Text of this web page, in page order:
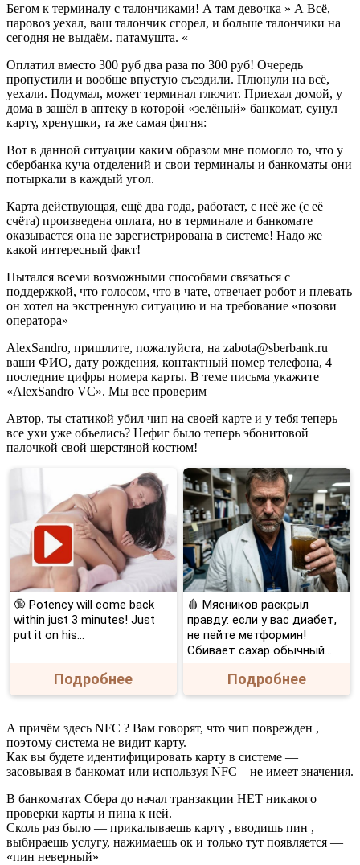
Бегом к терминалу с талончиками! А там девочка » А Всё,
паровоз уехал, ваш талончик сгорел, и больше талончики на
сегодня не выдаём. патамушта. «
Оплатил вместо 300 руб два раза по 300 руб! Очередь
пропустили и вообще впустую съездили. Плюнули на всё,
уехали. Подумал, может терминал глючит. Приехал домой, у
дома в зашёл в аптеку в которой «зелёный» банкомат, сунул
карту, хренушки, та же самая фигня:
Вот в данной ситуации каким образом мне помогло то, что у
сбербанка куча отделений и свои терминалы и банкоматы они
потыркали в каждый угол.
Карта действующая, ещё два года, работает, с неё же (с её
счёта) произведена оплата, но в терминале и банкомате
оказывается она не зарегистрирована в системе! Надо же
какой интересный факт!
Пытался всеми возможными способами связаться с
поддержкой, что голосом, что в чате, отвечает робот и плевать
он хотел на экстренную ситуацию и на требование «позови
оператора»
AlexSandro, пришлите, пожалуйста, на zabota@sberbank.ru
ваши ФИО, дату рождения, контактный номер телефона, 4
последние цифры номера карты. В теме письма укажите
«AlexSandro VC». Мы все проверим
Автор, ты статикой убил чип на своей карте и у тебя теперь
все ухи уже объелись? Нефиг было теперь эбонитовой
палочкой свой шерстяной костюм!
🔞 Potency will come back
within just 3 minutes! Just
put it on his…
Подробнее
🩸 Мясников раскрыл
правду: если у вас диабет,
не пейте метформин!
Сбивает сахар обычный...
Подробнее
А причём здесь NFC ? Вам говорят, что чип поврежден ,
поэтому система не видит карту.
Как вы будете идентифицировать карту в системе —
засовывая в банкомат или используя NFC – не имеет значения.
В банкоматах Сбера до начал транзакции НЕТ никакого
проверки карты и пина к ней.
Сколь раз было — прикалываешь карту , вводишь пин ,
выбираешь услугу, нажимаешь ок и только тут появляется —
«пин неверный»